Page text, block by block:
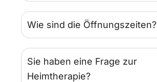
Wie sind die Öffnungszeiten?
Sie haben eine Frage zur
Heimtherapie?